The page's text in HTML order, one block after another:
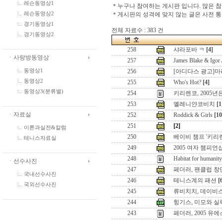
레슨동영상1
레슨동영상2
경기동영상1
경기동영상2
ㆍ사랑방동영상
동영상1
동영상2
동영상3(분류별)
ㆍ자료실
이론과실전&칼럼
테니스자료실
ㆍ선수사진
국내선수사진
국외선수사진
＊누구나 참여하는 게시판 입니다. 많은
＊게시판의 성격에 맞지 않는 글은 사전
전체 자료수 : 383 건
258 샤라포바 ㅋ [4]
257
James Blake &
256
[아디다스 광고]
255
Who's Hot? [4]
254
키리렌코, 2005년
253
옐레니얀코비치
252
Roddick & Girls
251
[2]
250
베이비 챔프 '키리
249
2005 여자 챔피언
248
Habitat for humanity
247
페더러, 팬클럽 창
246
테니스계의 패션
245
류비치치, 데이비
244
힝기스, 미모와 실
243
페더러, 2005 유에